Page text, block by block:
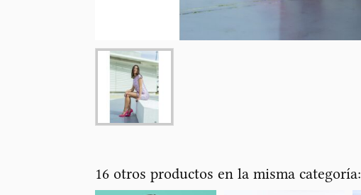
16 otros productos en la misma categoría: